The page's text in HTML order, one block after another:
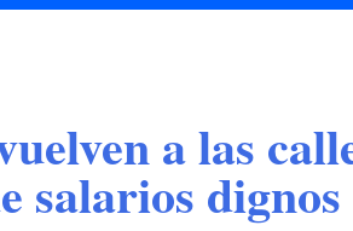
a las
salarios dignos